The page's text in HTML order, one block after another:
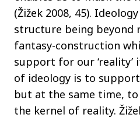
(Žižek 2008, 45).
structure being beyond
fantasy-construction
support for our ‘reality’
of ideology is to
but at the same time,
the kernel of reality.